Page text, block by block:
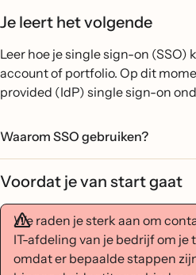
Je leert het volgende
Leer hoe je single sign-on (SSO)
account of portfolio. Op dit
provided (IdP) single sign-on
Waarom SSO gebruiken?
Voordat je van start gaat
We raden je sterk aan om
IT-afdeling van je bedrijf om je
omdat er bepaalde stappen